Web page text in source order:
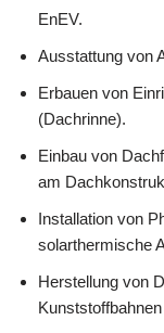
EnEV.
Ausstattung von
Erbauen von
(Dachrinne).
Einbau von
am
Installation von
solarthermische
Herstellung von